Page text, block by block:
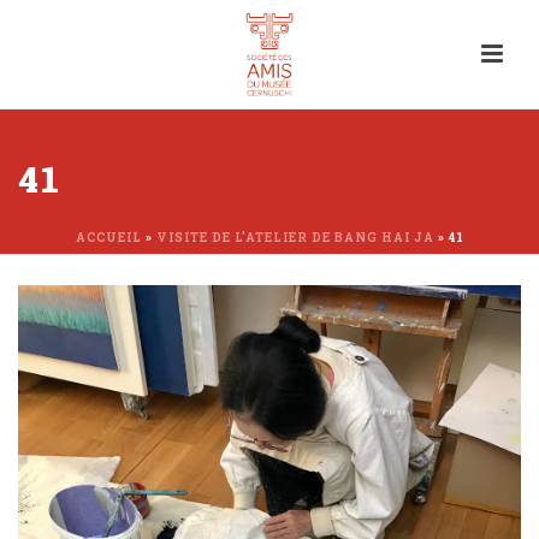
41
ACCUEIL » VISITE DE L’ATELIER DE BANG HAI JA »41